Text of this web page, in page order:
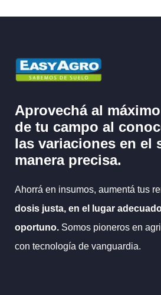
Aprovechá al
de tu campo al
las variaciones en el
manera precisa.
Ahorrá en insumos, aumentá tus
dosis justa, en el lugar
oportuno. Somos pioneros en
con tecnología de vanguardia.